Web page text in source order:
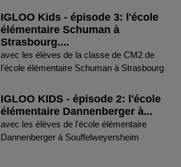
IGLOO Kids - épisode 3: l'école
élémentaire Schuman à
Strasbourg....
avec les élèves de la classe de CM2 de
l'école élémentaire Schuman à Strasbourg
IGLOO KIDS - épisode 2: l'école
élémentaire Dannenberger à...
avec les élèves de l'école élémentaire
Dannenberger à Souffelweyersheim